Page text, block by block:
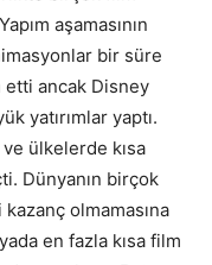
aşamasının
bir süre
etti ancak Disney
yatırımlar yaptı.
ülkelerde kısa
Dünyanın birçok
olmamasına
en fazla kısa film